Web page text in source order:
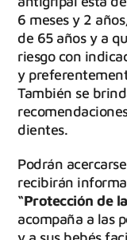
6 meses y 2
de 65 años y a
riesgo con
y
También se
dientes.
Podrán
recibirán
“Protección de
acompaña a las